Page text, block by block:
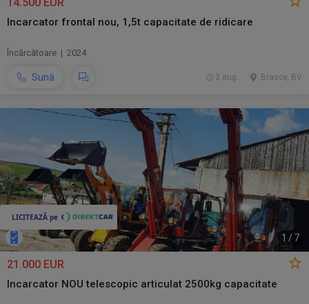
Incarcator frontal nou, 1,5t capacitate de ridicare
Încărcătoare | 2024
Sună Brasov, BV
2 aug.
1 / 7
21.000 EUR
Incarcator NOU telescopic articulat 2500kg capacitate